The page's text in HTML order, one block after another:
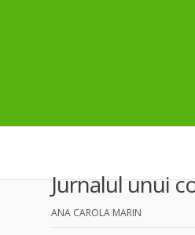
Jurnalul unui
ANA CAROLA MARIN